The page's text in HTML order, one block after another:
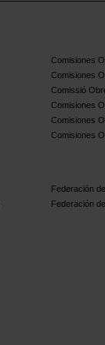
Comisiones
Comisiones
Comissió
Comisiones
Comisiones
Comisiones
Federación
Federación